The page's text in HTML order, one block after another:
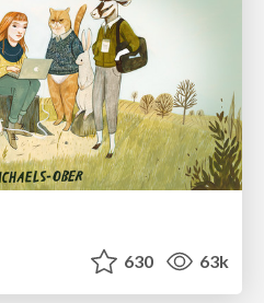
630 63k